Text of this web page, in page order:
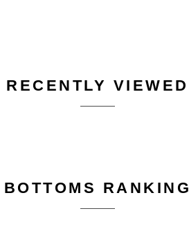
RECENTLY VIEWED
BOTTOMS RANKING